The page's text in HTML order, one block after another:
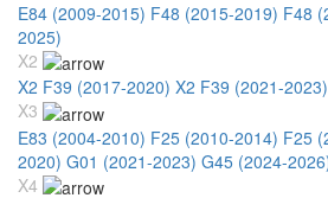
E84 (2009-2015) F48 (2015-2019) F48
2025)
X2
X2 F39 (2017-2020) X2 F39 (2021-2023)
X3
E83 (2004-2010) F25 (2010-2014) F25
2020) G01 (2021-2023) G45 (2024-
X4